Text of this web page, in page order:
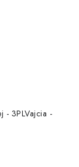
- 3PLVajcia -